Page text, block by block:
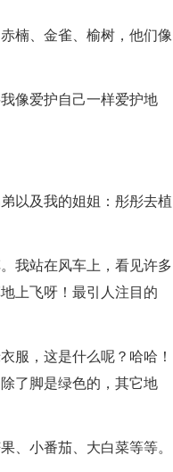
楠、金雀、榆树，他们像
像爱护自己一样爱护地
以及我的姐姐：彤彤去植
我站在风车上，看见许多
上飞呀！最引人注目的
服，这是什么呢？哈哈！
了脚是绿色的，其它地
、小番茄、大白菜等等。